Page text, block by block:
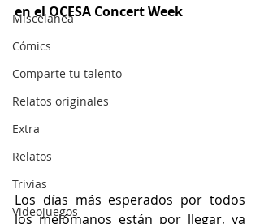
Miscelánea
Cómics
Comparte tu talento
Relatos originales
Extra
Relatos
Trivias
Videojuegos
en el OCESA Concert Week
Los días más esperados por todos
los melómanos están por llegar, ya